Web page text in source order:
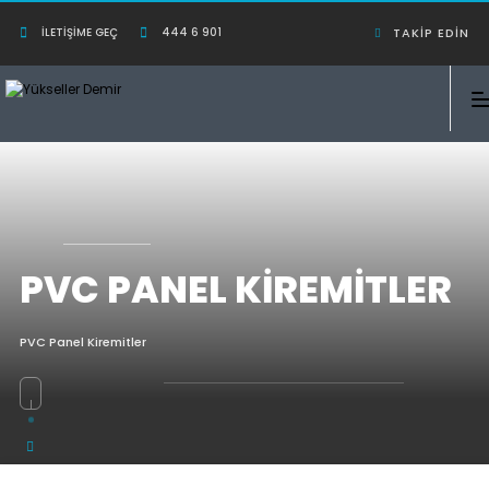
İLETIŞIME GEÇ 444 6 901 TAKIP EDIN
PVC PANEL KIREMITLER
PVC Panel Kiremitler